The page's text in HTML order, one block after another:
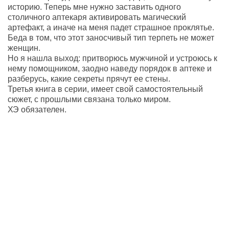
историю. Теперь мне нужно заставить одного
столичного аптекаря активировать магический
артефакт, а иначе на меня падет страшное проклятье.
Беда в том, что этот заносчивый тип терпеть не может
женщин.
Но я нашла выход: притворюсь мужчиной и устроюсь к
нему помощником, заодно наведу порядок в аптеке и
разберусь, какие секреты прячут ее стены.
Третья книга в серии, имеет свой самостоятельный
сюжет, с прошлыми связана только миром.
ХЭ обязателен.